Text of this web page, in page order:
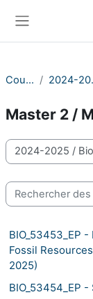
Cours
Master 2 /
Catégories de
Rechercher des
BIO_53453_EP
Fossil
2025)
BIO_53454_EP